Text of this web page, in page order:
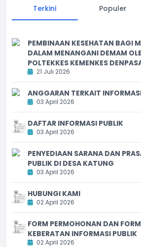
Terkini Populer
PEMBINAAN KESEHATAN BAGI
DALAM MENANGANI DEMAM
POLTEKKES KEMENKES
21 Juli 2026
ANGGARAN TERKAIT
03 April 2026
DAFTAR INFORMASI PUBLIK
03 April 2026
PENYEDIAAN SARANA DAN
PUBLIK DI DESA KATUNG
03 April 2026
HUBUNGI KAMI
02 April 2026
FORM PERMOHONAN DAN
KEBERATAN INFORMASI PUBLIK
02 April 2026